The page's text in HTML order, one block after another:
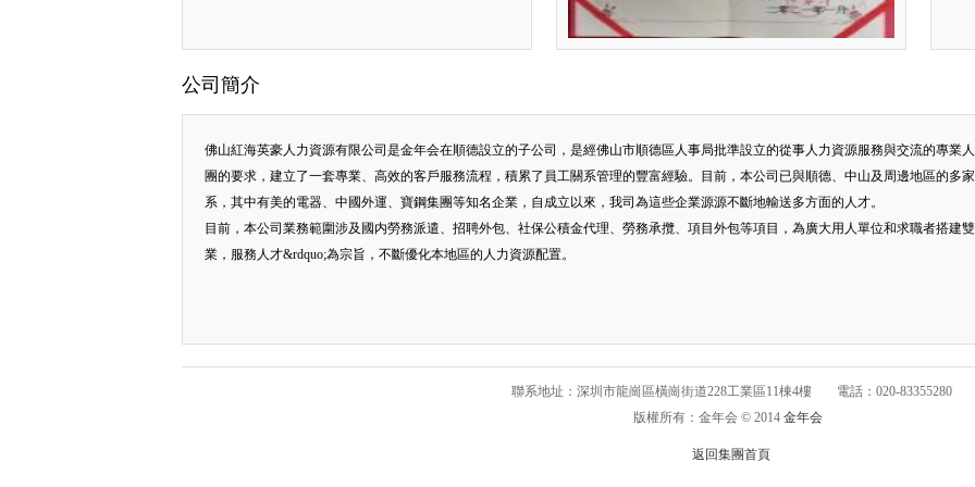
公司簡介
佛山紅海英豪人力資源有限公司是金年会在順德設立的子公司，是經佛山市順德區人事局批準設立的從事人力資源服務與交流的專業
團的要求，建立了一套專業、高效的客戶服務流程，積累了員工關系管理的豐富經驗。目前，本公司已與順德、中山及周邊地區的多
系，其中有美的電器、中國外運、寶鋼集團等知名企業，自成立以來，我司為這些企業源源不斷地輸送多方面的人才。
目前，本公司業務範圍涉及國内勞務派遣、招聘外包、社保公積金代理、勞務承攬、項目外包等項目，為廣大用人單位和求職者搭建
業，服務人才&rdquo;為宗旨，不斷優化本地區的人力資源配置。
聯系地址：深圳市龍崗區橫崗街道228工業區11棟4樓
電話：020-83355280
版權所有：金年会 © 2014 金年会
返回集團首頁